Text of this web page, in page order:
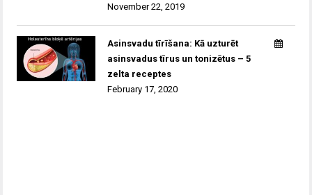
November 22, 2019
Asinsvadu tīrīšana: Kā uzturēt
asinsvadus tīrus un tonizētus – 5
zelta receptes
February 17, 2020